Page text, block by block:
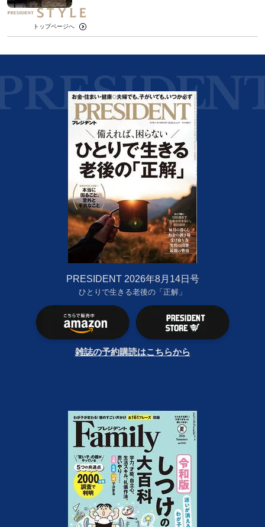
トップページへ
PRESIDENT 2026年8月14日号
ひとりで生きる老後の「正解」
雑誌の予約購読はこちらから